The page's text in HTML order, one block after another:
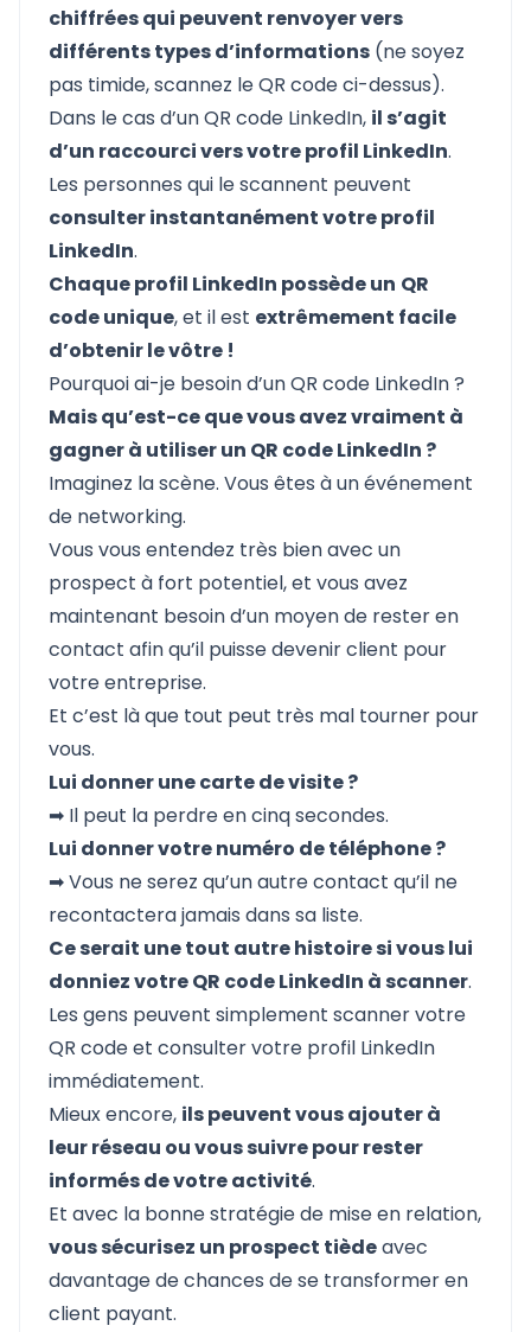
chiffrées qui peuvent renvoyer vers
différents types d’informations (ne soyez
pas timide, scannez le QR code ci-dessus).
Dans le cas d’un QR code LinkedIn, il s’agit
d’un raccourci vers votre profil LinkedIn.
Les personnes qui le scannent peuvent
consulter instantanément votre profil
LinkedIn.
Chaque profil LinkedIn possède un QR
code unique, et il est extrêmement facile
d’obtenir le vôtre !
Pourquoi ai-je besoin d’un QR code LinkedIn ?
Mais qu’est-ce que vous avez vraiment à
gagner à utiliser un QR code LinkedIn ?
Imaginez la scène. Vous êtes à un événement
de networking.
Vous vous entendez très bien avec un
prospect à fort potentiel, et vous avez
maintenant besoin d’un moyen de rester en
contact afin qu’il puisse devenir client pour
votre entreprise.
Et c’est là que tout peut très mal tourner pour
vous.
Lui donner une carte de visite ?
➡ Il peut la perdre en cinq secondes.
Lui donner votre numéro de téléphone ?
➡ Vous ne serez qu’un autre contact qu’il ne
recontactera jamais dans sa liste.
Ce serait une tout autre histoire si vous lui
donniez votre QR code LinkedIn à scanner.
Les gens peuvent simplement scanner votre
QR codeet consulter votre profil LinkedIn
immédiatement.
Mieux encore, ils peuvent vous ajouter à
leur réseau ou vous suivre pour rester
informés de votre activité.
Et avec la bonne stratégie de mise en relation,
vous sécurisez un prospect tièdeavec
davantage de chances de se transformer en
client payant.